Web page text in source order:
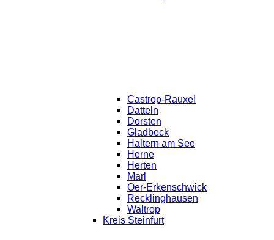
Castrop-Rauxel
Datteln
Dorsten
Gladbeck
Haltern am See
Herne
Herten
Marl
Oer-Erkenschwick
Recklinghausen
Waltrop
Kreis Steinfurt